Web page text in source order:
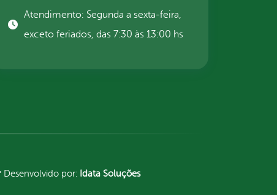
Atendimento: Segunda a sexta-feira,
exceto feriados, das 7:30 às 13:00 hs
Desenvolvido por: Idata Soluções